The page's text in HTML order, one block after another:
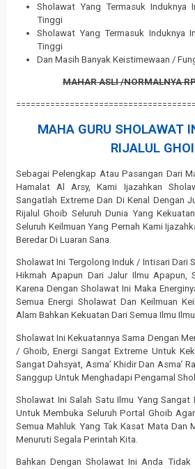
Sholawat Yang Termasuk Induknya
Tinggi
Sholawat Yang Termasuk Induknya
Tinggi
Dan Masih Banyak Keistimewaan /
MAHAR ASLI /NORMALNYA
MAHA GURU SHOLAWAT
RIJALUL
Sebagai Pelengkap Atau Pasangan Dari
Hamalat Al Arsy, Kami Ijazahkan
Sangatlah Extreme Dan Di Kenal Dengan
Rijalul Ghoib Seluruh Dunia Yang
Seluruh Keilmuan Yang Pernah Kami
Beredar Di Luaran Sana.
Sholawat Ini Tergolong Induk / Intisari Dari
Hikmah Apapun Dari Jalur Ilmu Apapun,
Karena Dengan Sholawat Ini Maka
Semua Energi Sholawat Dan Keilmuan
Alam Bahkan Kekuatan Dari Semua Ilmu
Sholawat Ini Kekuatannya Sama Dengan
/ Ghoib, Energi Sangat Extreme Untuk
Sangat Dahsyat, Asma’ Khidir Dan Asma’
Sanggup Untuk Menghadapi Pengamal
Sholawat Ini Salah Satu Ilmu Yang Sangat
Untuk Membuka Seluruh Portal Ghoib
Semua Mahluk Yang Tak Kasat Mata Dan
Menuruti Segala Perintah Kita.
Bahkan Dengan Sholawat Ini Anda